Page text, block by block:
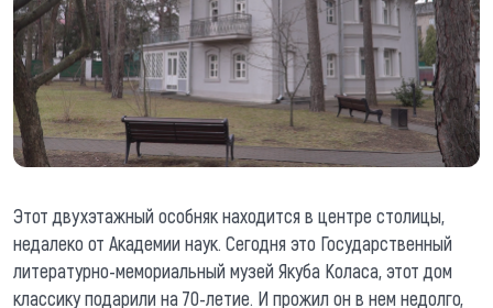
Этот двухэтажный особняк находится в центре столицы,
недалеко от Академии наук. Сегодня это Государственный
литературно-мемориальный музей Якуба Коласа, этот дом
классику подарили на 70-летие. И прожил он в нем недолго,